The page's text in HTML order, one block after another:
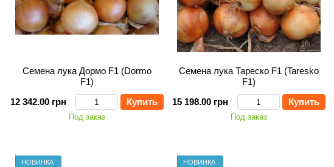
Семена лука Дормо F1 (Dormo
F1)
12 342.00 грн
Купить
Под заказ
Семена лука Тареско F1 (Taresko
F1)
15 198.00 грн
Купить
Под заказ
НОВИНКА НОВИНКА